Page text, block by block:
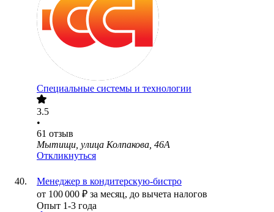
Специальные системы и технологии
3.5
•
61 отзыв
Мытищи, улица Колпакова, 46А
Откликнуться
Менеджер в кондитерскую-бистро
от 100 000 ₽ за месяц, до вычета налогов
Опыт 1-3 года